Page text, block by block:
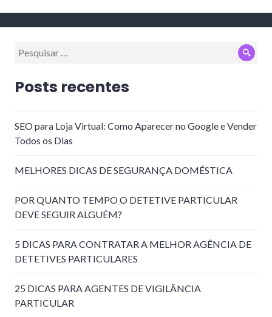
Pesquisar
Posts recentes
SEO para Loja Virtual: Como Aparecer no Google e Vender
Todos os Dias
MELHORES DICAS DE SEGURANÇA DOMÉSTICA
POR QUANTO TEMPO O DETETIVE PARTICULAR
DEVE SEGUIR ALGUÉM?
5 DICAS PARA CONTRATAR A MELHOR AGÊNCIA DE
DETETIVES PARTICULARES
25 DICAS PARA AGENTES DE VIGILÂNCIA
PARTICULAR